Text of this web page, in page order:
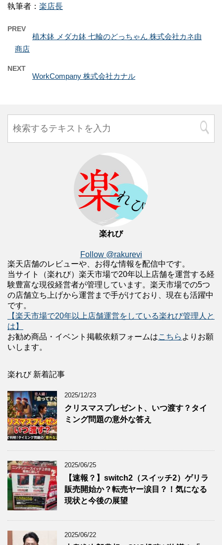
執筆者： 楽店長
PREV
植木鉢 メダカ鉢 七輪のどっちゃん 株式会社カネ由
商店
NEXT
WorkCompany 株式会社カナル
楽れび
Follow @rakurevi
楽天店舗のレビューや、お得な情報を配信中です。
当サイト（楽れび）楽天市場で20年以上店舗を運営する経
験豊富な現役経営者が管理しています。楽天市場での5つ
の店舗立ち上げから運営まで手がけており、現在も活躍中
です。
【楽天市場で20年以上店舗運営をしている楽れび管理人と
は】
お勧め商品・イベント掲載依頼フォームはこちら よりお願
いします。
楽れび 新着記事
2025/12/23
クリスマスプレゼント、いつ渡す？タイ
ミング問題の意外な答え
2025/06/25
【速報？】switch2（スイッチ2）ゲリラ
販売開始か？転売ヤー涙目？！気になる
現状と今後の展望
2025/06/22